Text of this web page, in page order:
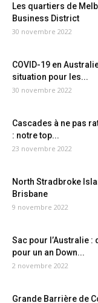
Les quartiers de
Business District
30 novembre 2022
COVID-19 en
situation pour les...
30 novembre 2022
Cascades à ne pas
: notre top...
23 novembre 2022
North Stradbroke
Brisbane
9 novembre 2022
Sac pour l’Australie
pour un an Down...
2 novembre 2022
Grande Barrière de